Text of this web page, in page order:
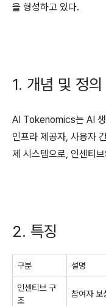
을 형성하고 있다.
1. 개념 및 정의
AI Tokenomics는 AI 생
인프라 제공자, 사용자
제 시스템으로, 인센티
2. 특징
구분 설명
인센티브 구
조
참여자 보